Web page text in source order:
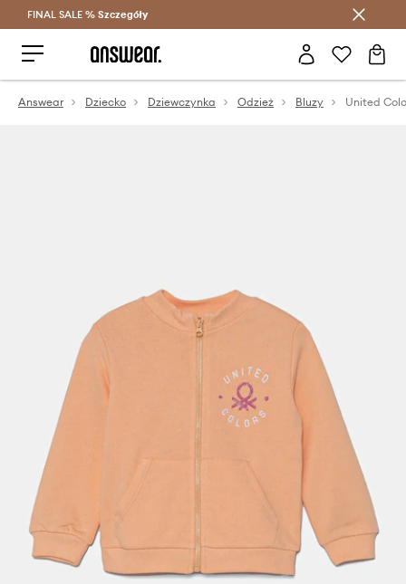
Oszczędzaj z Answear Club >
FINAL SALE % Szczegóły
Answear Dziecko Dziewczynka Odzież Bluzy